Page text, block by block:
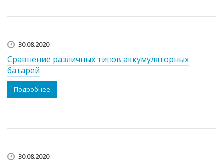
30.08.2020
Сравнение различных типов аккумуляторных
батарей
Подробнее
30.08.2020